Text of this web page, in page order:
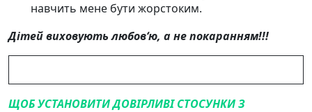
навчить мене бути жорстоким.
Дітей виховують любов‘ю, а не покаранням!!!
ЩОБ УСТАНОВИТИ ДОВІРЛИВІ СТОСУНКИ З